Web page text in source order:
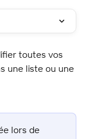
toutes vos
une liste ou une
lors de